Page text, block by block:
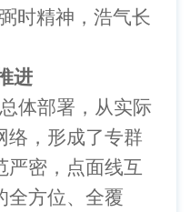
时精神，浩气长
进
体部署，从实际
络，形成了专群
严密，点面线互
全方位、全覆